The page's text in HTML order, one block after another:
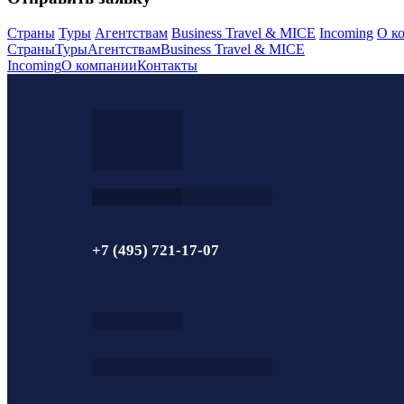
Страны Туры Агентствам Business Travel & MICE Incoming О
СтраныТурыАгентствамBusiness Travel & MICE
IncomingО компанииКонтакты
+7 (495) 721-17-07